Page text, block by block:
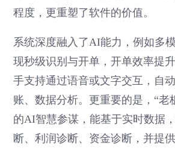
程度，更重塑了软件的价值。
系统深度融入了AI能力，例如多
现秒级识别与开单，开单效率提
手支持通过语音或文字交互，自
账、数据分析。更重要的是，“老
的AI智慧参谋，能基于实时数据
断、利润诊断、资金诊断，并提